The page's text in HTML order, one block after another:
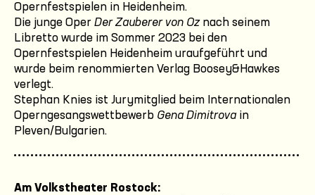
Opernfestspielen in Heidenheim.
Die junge Oper Der Zauberer von Oznach seinem
Libretto wurde im Sommer 2023 bei den
Opernfestspielen Heidenheim uraufgeführt und
wurde beim renommierten Verlag Boosey&Hawkes
verlegt.
Stephan Knies ist Jurymitglied beim Internationalen
Operngesangswettbewerb Gena Dimitrovain
Pleven/Bulgarien.
Am Volkstheater Rostock: